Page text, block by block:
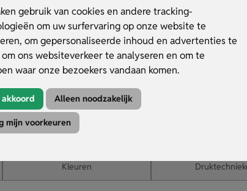
gebruik van cookies en andere tracking-
om uw surfervaring op onze website te
om gepersonaliseerde inhoud en advertenties te
ons websiteverkeer te analyseren en om te
waar onze bezoekers vandaan komen.
akkoord Alleen noodzakelijk
mijn voorkeuren
aluminium haak voor bevestiging aan je jas, tas of broek.
sleutel. Laat de pashouder met karabijnhaak bedrukken of
aan kleding of tas.
snel gebruik van je pas of sleutel.
op het oppervlak.
Kleuren